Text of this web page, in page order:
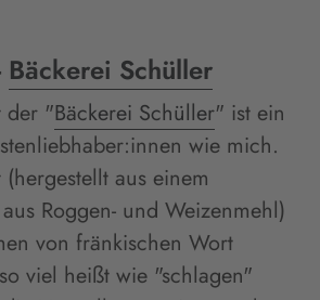
Bäckerei Schüller
der "Bäckerei Schüller" ist ein
wie mich.
aus einem
Roggen- und Weizenmehl)
von fränkischen Wort
viel heißt wie "schlagen"